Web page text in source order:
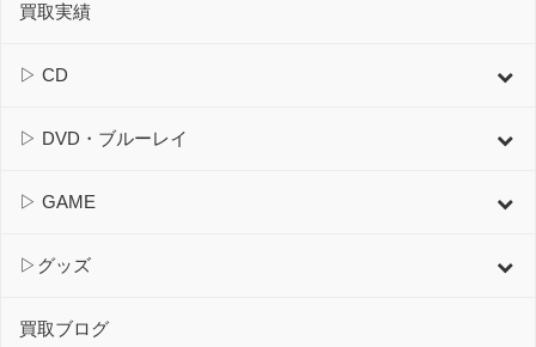
買取実績
▷ CD
▷ DVD・ブルーレイ
▷ GAME
▷グッズ
買取ブログ